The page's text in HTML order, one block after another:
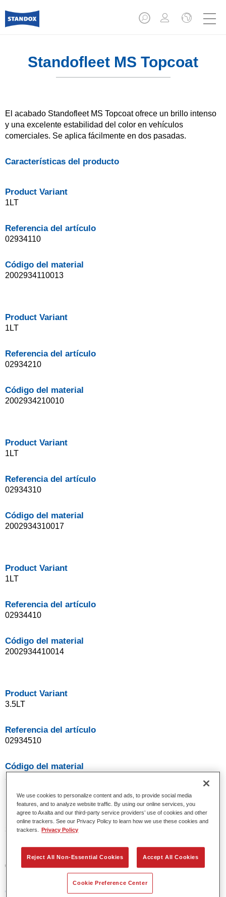
Standofleet MS Topcoat
El acabado Standofleet MS Topcoat ofrece un brillo intenso
y una excelente estabilidad del color en vehículos
comerciales. Se aplica fácilmente en dos pasadas.
Características del producto
Product Variant
1LT
Referencia del artículo
02934110
Código del material
2002934110013
Product Variant
1LT
Referencia del artículo
02934210
Código del material
2002934210010
Product Variant
1LT
Referencia del artículo
02934310
Código del material
2002934310017
Product Variant
1LT
Referencia del artículo
02934410
Código del material
2002934410014
Product Variant
3.5LT
Referencia del artículo
02934510
Código del material
Product Variant
3.5LT
Referencia del artículo
02934610
Código del material
We use cookies to personalize content and ads, to provide social media
features, and to analyze website traffic. By using our online services, you
agree to Axalta and our third-party service providers’ use of cookies and other
online trackers. See our Privacy Policy to learn how we use these cookies and
trackers.
Privacy Policy
Reject All Non-Essential Cookies Accept All Cookies
Cookie Preference Center